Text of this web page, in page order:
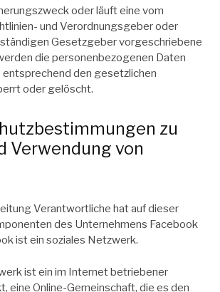
oder läuft eine vom
und Verordnungsgeber oder
Gesetzgeber vorgeschriebene
die personenbezogenen Daten
den gesetzlichen
oder gelöscht.
zu
Verwendung von
Verantwortliche hat auf dieser
des Unternehmens Facebook
ist ein soziales Netzwerk.
ist ein im Internet betriebener
eine Online-Gemeinschaft, die es den